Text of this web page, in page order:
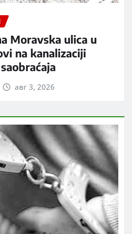
Moravska ulica u
na kanalizaciji
авг 3, 2026